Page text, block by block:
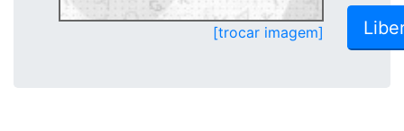
[trocar imagem]